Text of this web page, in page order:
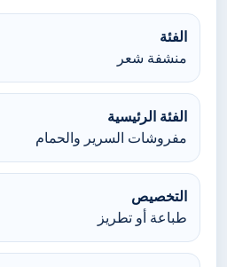
الفئة
منشفة شعر
الفئة الرئيسية
مفروشات السرير والحمام
التخصيص
طباعة أو تطريز